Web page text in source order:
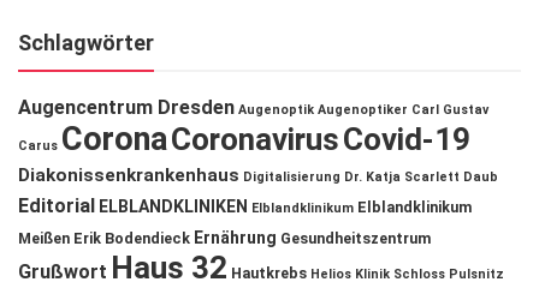
Schlagwörter
Augencentrum Dresden Augenoptik Augenoptiker Carl Gustav
Carus CoronaCoronavirusCovid-19
Diakonissenkrankenhaus Digitalisierung Dr. Katja Scarlett Daub
Editorial ELBLANDKLINIKEN Elblandklinikum Elblandklinikum
Meißen Erik Bodendieck Ernährung Gesundheitszentrum
Grußwort Haus 32 Hautkrebs Helios Klinik Schloss Pulsnitz